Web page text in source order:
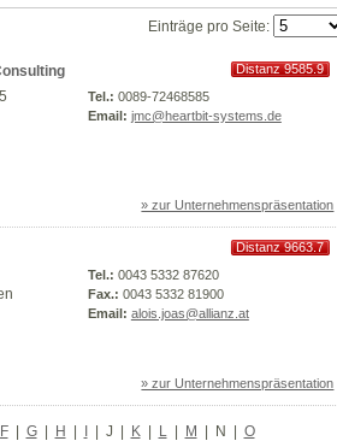
Einträge pro Seite:
Distanz 9585.9
Tel.: 0089-72468585
Email: jmc@heartbit-systems.de
» zur Unternehmenspräsentation
Distanz 9663.7
Tel.: 0043 5332 87620
Fax.: 0043 5332 81900
Email: alois.joas@allianz.at
» zur Unternehmenspräsentation
F | G | H | I | J | K | L | M | N | O